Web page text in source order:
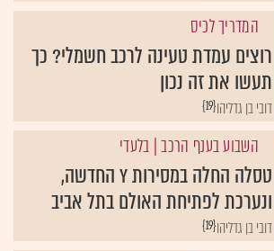
המדריך לכיס
רוצים עמדת טעינה לרכב חשמלי? כך
תעשו את זה נכון
{19}דובי בן גדליהו
השבוע בענף הרכב| בלעדי
טסלה החלה במסירות Y החדשה,
ונערכת לפתיחת האולם בתל אביב
{19}דובי בן גדליהו